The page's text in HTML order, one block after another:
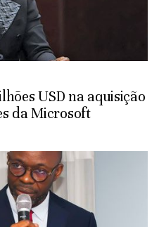
USD na aquisição
da Microsoft